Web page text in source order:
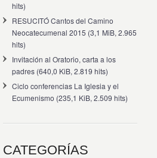
hits)
RESUCITÓ Cantos del Camino
Neocatecumenal 2015 (3,1 MiB, 2.965
hits)
Invitación al Oratorio, carta a los
padres (640,0 KiB, 2.819 hits)
Ciclo conferencias La Iglesia y el
Ecumenismo (235,1 KiB, 2.509 hits)
CATEGORÍAS